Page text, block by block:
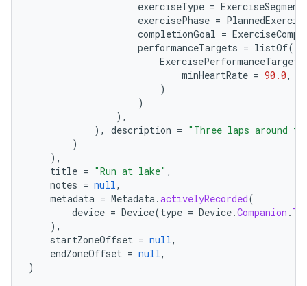
exerciseType = ExerciseSegment
exercisePhase =
completionGoal =
performanceTargets = listOf(
ExercisePerformanceTarget
minHeartRate = 90.0,
)
)
),
),
description = "Three laps around
)
),
title = "Run at lake" ,
notes = null,
metadata = Metadata.activelyRecorded(
device = Device(type = Device.Companion .
),
startZoneOffset = null,
endZoneOffset = null,
)